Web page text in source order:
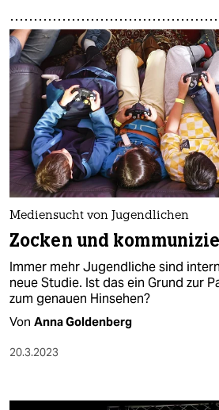
Mediensucht von Jugendlichen
Zocken und
Immer mehr Jugendliche sind
neue Studie. Ist das ein Grund zur
zum genauen Hinsehen?
Von Anna Goldenberg
20.3.2023